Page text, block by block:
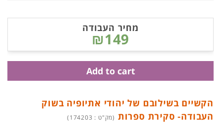
הקשיים בשילובם של יהודי אתיופיה בשוק
העבודה- סקירת ספרות (מק"ט : 174203)
מחיר העבודה
₪149
Add to cart